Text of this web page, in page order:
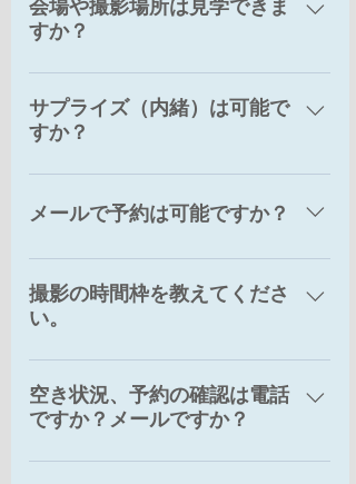
てお送りします。
に行っておりません。電話やメール
で大丈夫です。
会場や撮影場所は見学できま
すか？
弊社のスタッフが付き添いの上での
会場や撮影場所の見学はしておりま
せん。
サプライズ（内緒）は可能で
すか？
はい、可能です。実際に実施される
ケースも多いです。ただし、事前に
たり、当日の来店までのスムーズな
誘導はお客様の協力が必要になりま
す。
メールで予約は可能ですか？
メールだけの予約でも大丈夫です。
予約後の書類のやり取りなど、すべ
てメールで対応することもできま
撮影の時間枠を教えてくださ
い。
撮影の開始時間は、沖縄：10時～＆
15時～が基本になります。どのプラ
ンも撮影時間の２～3時間前に店舗に
空き状況、予約の確認は電話
ですか？メールですか？
電話やメールでご確認ください。撮